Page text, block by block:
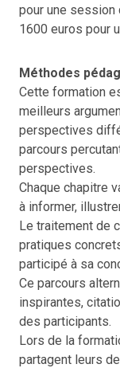
pour une session
1600 euros pour
Méthodes
Cette formation
meilleurs
perspectives
parcours
perspectives.
Chaque chapitre
à informer,
Le traitement de
pratiques
participé à sa
Ce parcours
inspirantes,
des participants.
Lors de la
partagent leurs